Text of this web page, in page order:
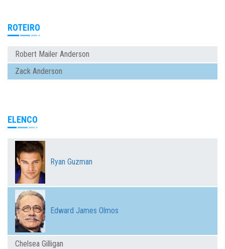
ROTEIRO
Robert Mailer Anderson
Zack Anderson
ELENCO
Ryan Guzman
Edward James Olmos
Chelsea Gilligan